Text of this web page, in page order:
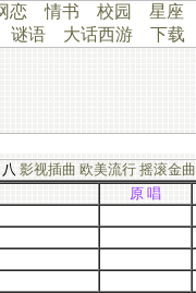
恋 情书 校园 星座
谜语
大话西游 下载
八 影视插曲 欧美流行 摇滚金曲
原 唱